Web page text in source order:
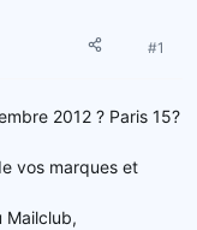
#1
2012 ? Paris 15?
vos marques et
Mailclub,